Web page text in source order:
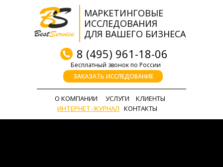
УСЛУГИ
КЛИЕНТЫ
ИНТЕРНЕТ-ЖУРНАЛ КОНТАКТЫ
ЗАКАЗАТЬ ИССЛЕДОВАНИЕ
О КОМПАНИИ
МАРКЕТИНГОВЫЕ
ИССЛЕДОВАНИЯ
ДЛЯ ВАШЕГО БИЗНЕСА
8 (495) 961-18-06
Бесплатный звонок по России